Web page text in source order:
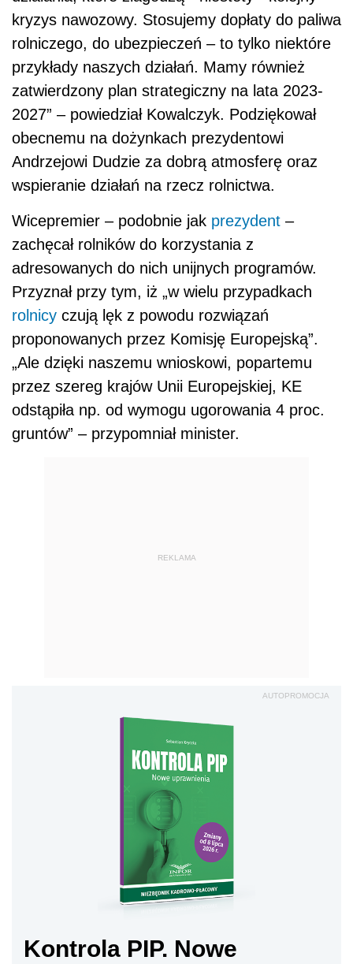
kryzys nawozowy. Stosujemy dopłaty do paliwa
rolniczego, do ubezpieczeń – to tylko niektóre
przykłady naszych działań. Mamy również
zatwierdzony plan strategiczny na lata 2023-
2027” – powiedział Kowalczyk. Podziękował
obecnemu na dożynkach prezydentowi
Andrzejowi Dudzie za dobrą atmosferę oraz
wspieranie działań na rzecz rolnictwa.
Wicepremier – podobnie jak prezydent –
zachęcał rolników do korzystania z
adresowanych do nich unijnych programów.
Przyznał przy tym, iż „w wielu przypadkach
rolnicy czują lęk z powodu rozwiązań
proponowanych przez Komisję Europejską”.
„Ale dzięki naszemu wnioskowi, popartemu
przez szereg krajów Unii Europejskiej, KE
odstąpiła np. od wymogu ugorowania 4 proc.
gruntów” – przypomniał minister.
REKLAMA
AUTOPROMOCJA
Kontrola PIP. Nowe